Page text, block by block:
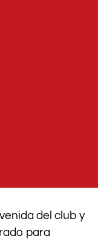
del club y
para